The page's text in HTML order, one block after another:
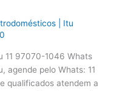
Itu
11 97070-1046 Whats
agende pelo Whats: 11
qualificados atendem a